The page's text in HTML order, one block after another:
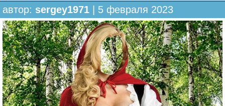
автор: sergey1971 | 5 февраля 2023